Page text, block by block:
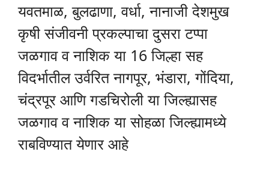
यवतमाळ, बुलढाणा, वर्धा, नानाजी देशमुख
कृषी संजीवनी प्रकल्पाचा दुसरा टप्पा
जळगाव व नाशिक या 16 जिल्हा सह
विदर्भातील उर्वरित नागपूर, भंडारा, गोंदिया,
चंद्रपूर आणि गडचिरोली या जिल्ह्यासह
जळगाव व नाशिक या सोहळा जिल्ह्यामध्ये
राबविण्यात येणार आहे